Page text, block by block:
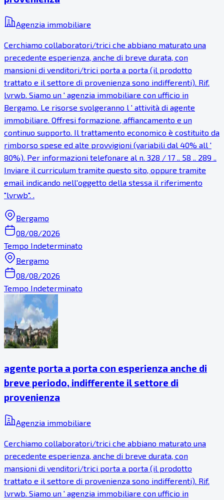
Agenzia immobiliare
Cerchiamo collaboratori/trici che abbiano maturato una
precedente esperienza, anche di breve durata, con
mansioni di venditori/trici porta a porta (il prodotto
trattato e il settore di provenienza sono indifferenti). Rif.
lvrwb. Siamo un ' agenzia immobiliare con ufficio in
Bergamo. Le risorse svolgeranno l ' attività di agente
immobiliare. Offresi formazione, affiancamento e un
continuo supporto. Il trattamento economico è costituito da
rimborso spese ed alte provvigioni (variabili dal 40% all '
80%). Per informazioni telefonare al n. 328 / 17 .. 58 .. 289 ..
Inviare il curriculum tramite questo sito, oppure tramite
email indicando nell'oggetto della stessa il riferimento
"lvrwb". .
Bergamo
08/08/2026
Tempo Indeterminato
Bergamo
08/08/2026
Tempo Indeterminato
agente porta a porta con esperienza anche di
breve periodo, indifferente il settore di
provenienza
Agenzia immobiliare
Cerchiamo collaboratori/trici che abbiano maturato una
precedente esperienza, anche di breve durata, con
mansioni di venditori/trici porta a porta (il prodotto
trattato e il settore di provenienza sono indifferenti). Rif.
lvrwb. Siamo un ' agenzia immobiliare con ufficio in